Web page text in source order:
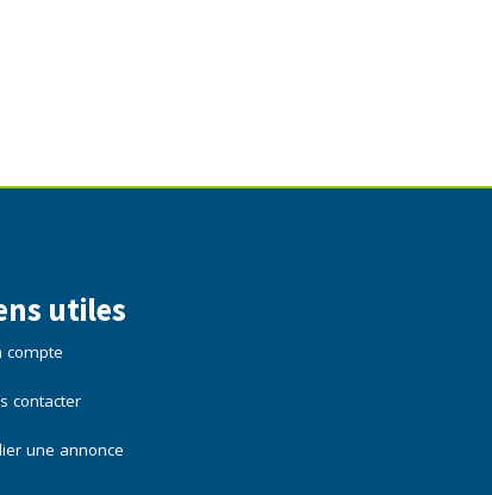
utiles
compte
contacter
une annonce